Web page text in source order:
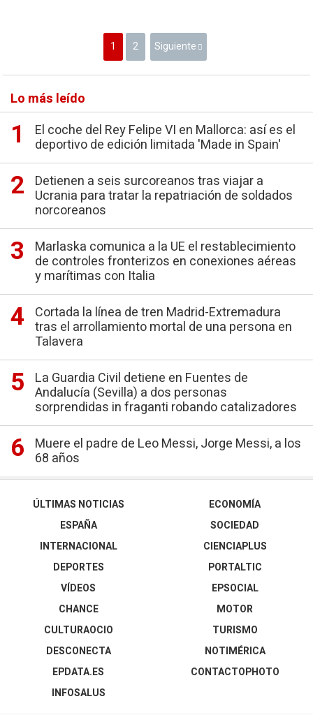
1 2 Siguiente
Lo más leído
El coche del Rey Felipe VI en Mallorca: así es el
deportivo de edición limitada 'Made in Spain'
Detienen a seis surcoreanos tras viajar a
Ucrania para tratar la repatriación de soldados
norcoreanos
Marlaska comunica a la UE el restablecimiento
de controles fronterizos en conexiones aéreas
y marítimas con Italia
Cortada la línea de tren Madrid-Extremadura
tras el arrollamiento mortal de una persona en
Talavera
La Guardia Civil detiene en Fuentes de
Andalucía (Sevilla) a dos personas
sorprendidas in fraganti robando catalizadores
Muere el padre de Leo Messi, Jorge Messi, a los
68 años
ÚLTIMAS NOTICIAS
ESPAÑA
INTERNACIONAL
DEPORTES
VÍDEOS
ECONOMÍA
SOCIEDAD
CIENCIAPLUS
PORTALTIC
EPSOCIAL
CHANCE
CULTURAOCIO
DESCONECTA
EPDATA.ES
INFOSALUS
MOTOR
TURISMO
NOTIMÉRICA
CONTACTOPHOTO